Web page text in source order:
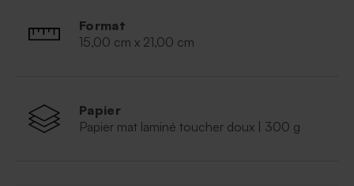
Format
15,00 cm x 21,00 cm
Papier
Papier mat laminé toucher doux | 300 g